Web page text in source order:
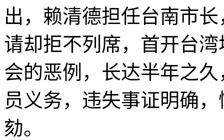
出，赖清德担任台南市
请却拒不列席，首开台
会的恶例，长达半年之
员义务，违失事证明确
劾。